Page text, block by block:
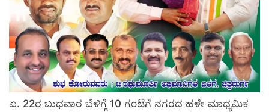
ಏ. 22ರ ಬುಧವಾರ ಬೆಳಿಗ್ಗೆ 10 ಗಂಟೆಗೆ ನಗರದ ಹಳೇ ಮಾಧ್ಯಮಿಕ